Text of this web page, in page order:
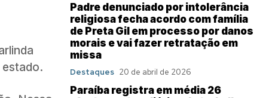
estado.
Padre denunciado por intolerância
religiosa fecha acordo com família
de Preta Gil em processo por danos
morais e vai fazer retratação em
missa
Destaques 20 de abril de 2026
Paraíba registra em média 26